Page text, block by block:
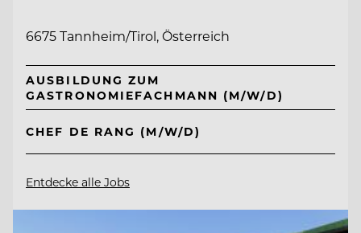
6675 Tannheim/Tirol, Österreich
AUSBILDUNG ZUM
GASTRONOMIEFACHMANN (M/W/D)
CHEF DE RANG (M/W/D)
Entdecke alle Jobs